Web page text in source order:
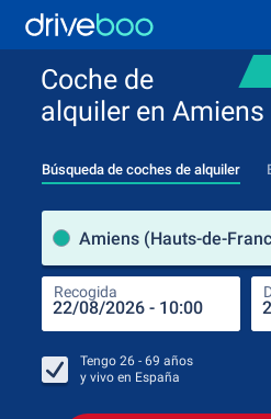
Coche de
alquiler en Amiens
Búsqueda de coches de alquiler
Amiens (Hauts-de-
Recogida
Tengo 26 - 69 años
y vivo en España